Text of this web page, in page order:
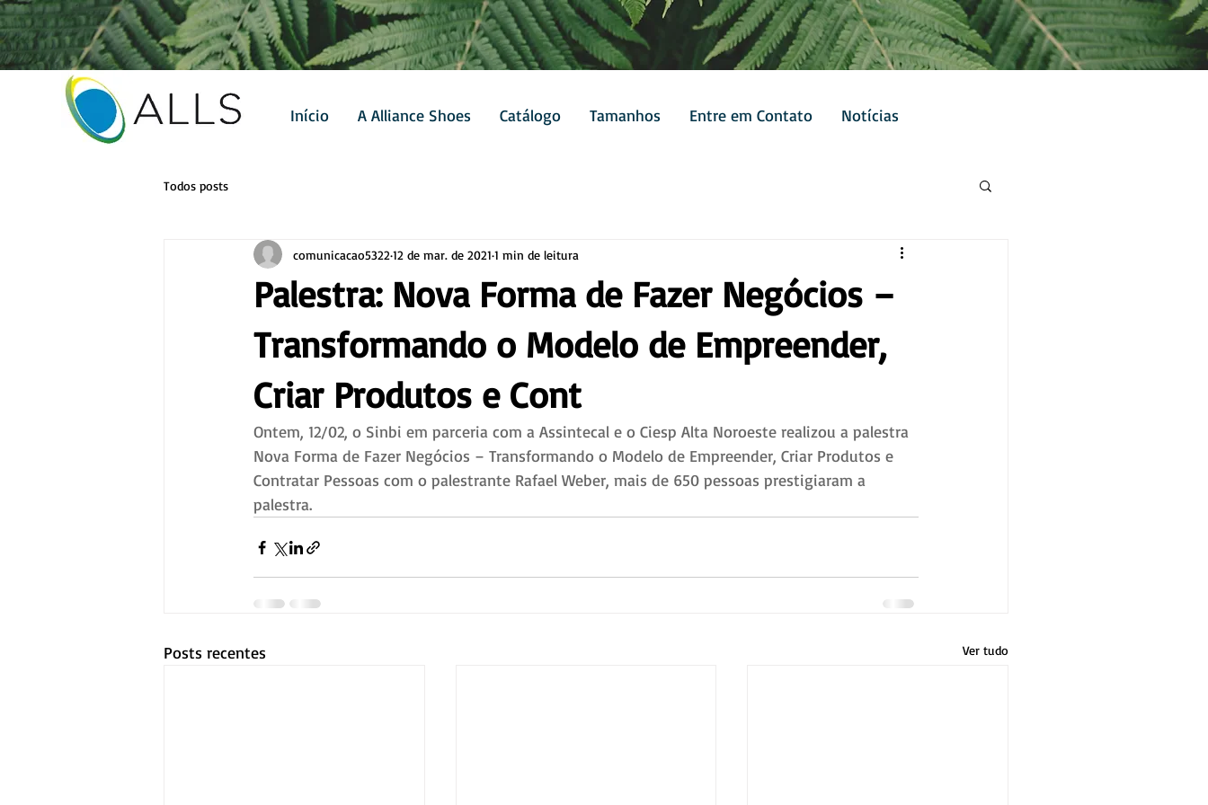
Início A Alliance Shoes Catálogo Tamanhos Entre em Contato Notícias
Todos posts
Palestra: Nova Forma de Fazer Negócios –
Transformando o Modelo de Empreender,
Criar Produtos e Cont
comunicacao5322 12 de mar. de 2021 1 min de leitura
Ontem, 12/02, o Sinbi em parceria com a Assintecal e o Ciesp Alta Noroeste realizou a palestra
Nova Forma de Fazer Negócios – Transformando o Modelo de Empreender, Criar Produtos e
Contratar Pessoas com o palestrante Rafael Weber, mais de 650 pessoas prestigiaram a
palestra.
Posts recentes Ver tudo